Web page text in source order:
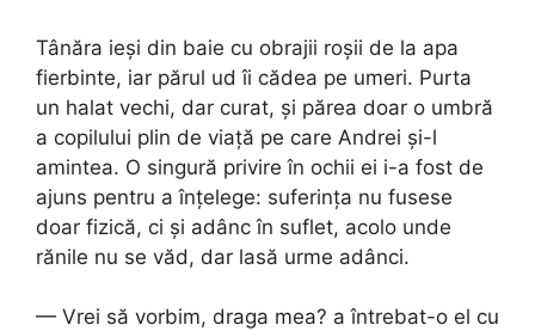
Tânăra ieși din baie cu obrajii roșii de la apa
fierbinte, iar părul ud îi cădea pe umeri. Purta
un halat vechi, dar curat, și părea doar o umbră
a copilului plin de viață pe care Andrei și-l
amintea. O singură privire în ochii ei i-a fost de
ajuns pentru a înțelege: suferința nu fusese
doar fizică, ci și adânc în suflet, acolo unde
rănile nu se văd, dar lasă urme adânci.
— Vrei să vorbim, draga mea? a întrebat-o el cu